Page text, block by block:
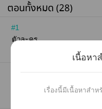
ตอนทั้งหมด (28)
#1
ตัวละคร
0
ตอนที่ 1 การจากลา
เนื้อหา
เรื่องนี้มีเนื้อหาสำ